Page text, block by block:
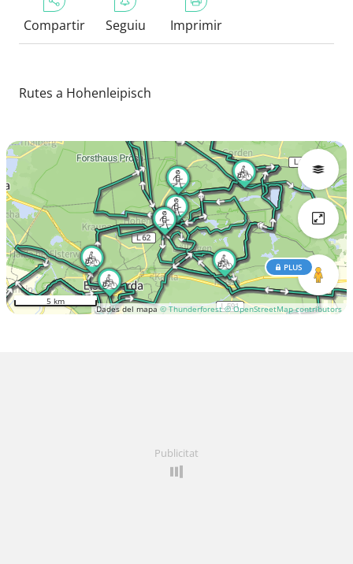
Compartir Seguiu Imprimir
Rutes a Hohenleipisch
Dades del mapa© Thunderforest © OpenStreetMap contributors
PLUS
5 km
Publicitat